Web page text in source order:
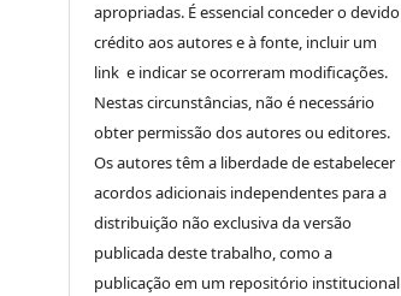
apropriadas. É essencial conceder o devido
crédito aos autores e à fonte, incluir um
link e indicar se ocorreram modificações.
Nestas circunstâncias, não é necessário
obter permissão dos autores ou editores.
Os autores têm a liberdade de estabelecer
acordos adicionais independentes para a
distribuição não exclusiva da versão
publicada deste trabalho, como a
publicação em um repositório institucional